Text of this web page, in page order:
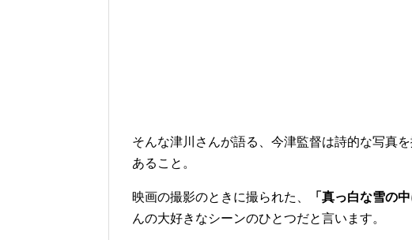
そんな津川さんが語る、今津監督は詩的な写真
あること。
映画の撮影のときに撮られた、 「真っ白な雪の
んの大好きなシーンのひとつだと言います。